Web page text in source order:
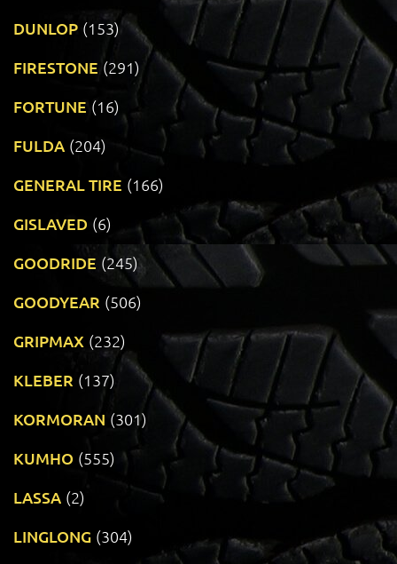
DUNLOP (153)
FIRESTONE (291)
FORTUNE (16)
FULDA (204)
GENERAL TIRE (166)
GISLAVED (6)
GOODRIDE (245)
GOODYEAR (506)
GRIPMAX (232)
KLEBER (137)
KORMORAN (301)
KUMHO (555)
LASSA (2)
LINGLONG (304)